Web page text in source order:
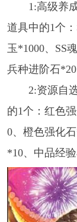
1:高级养
道具中的1个
玉*1000、SS
兵种进阶石*20
2:资源自
的1个：红色
0、橙色强化
*10、中品经